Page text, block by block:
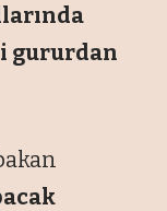
gururdan